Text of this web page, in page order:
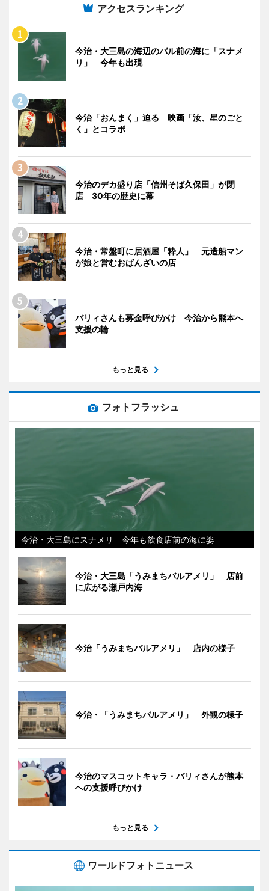
アクセスランキング
今治・大三島の海辺のバル前の海に「スナメ
リ」 今年も出現
今治「おんまく」迫る 映画「汝、星のごと
く」とコラボ
今治のデカ盛り店「信州そば久保田」が閉
店 30年の歴史に幕
今治・常盤町に居酒屋「粋人」 元造船マン
が娘と営むおばんざいの店
バリィさんも募金呼びかけ 今治から熊本へ
支援の輪
もっと見る
フォトフラッシュ
今治・大三島にスナメリ 今年も飲食店前の海に姿
今治・大三島「うみまちバルアメリ」 店前
に広がる瀬戸内海
今治「うみまちバルアメリ」 店内の様子
今治・「うみまちバルアメリ」 外観の様子
今治のマスコットキャラ・バリィさんが熊本
への支援呼びかけ
もっと見る
ワールドフォトニュース